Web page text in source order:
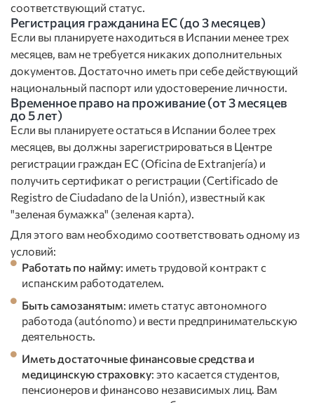
соответствующий статус.
Регистрация гражданина ЕС (до 3 месяцев)
Если вы планируете находиться в Испании менее трех
месяцев, вам не требуется никаких дополнительных
документов. Достаточно иметь при себе действующий
национальный паспорт или удостоверение личности.
Временное право на проживание (от 3 месяцев
до 5 лет)
Если вы планируете остаться в Испании более трех
месяцев, вы должны зарегистрироваться в Центре
регистрации граждан ЕС (Oficina de Extranjería) и
получить сертификат о регистрации (Certificado de
Registro de Ciudadano de la Unión), известный как
"зеленая бумажка" (зеленая карта).
Для этого вам необходимо соответствовать одному из
условий:
Работать по найму: иметь трудовой контракт с
испанским работодателем.
Быть самозанятым: иметь статус автономного
работода (autónomo) и вести предпринимательскую
деятельность.
Иметь достаточные финансовые средства и
медицинскую страховку: это касается студентов,
пенсионеров и финансово независимых лиц. Вам